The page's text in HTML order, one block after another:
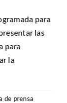
para
las
para
la
de prensa